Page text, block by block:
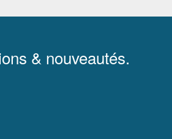
& nouveautés.